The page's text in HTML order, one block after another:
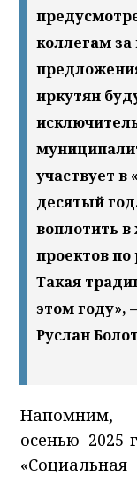
коллегам
иркутян
участвует
десятый
воплотить в
проектов
Такая
этом году»,
Руслан
Напомним,
осенью